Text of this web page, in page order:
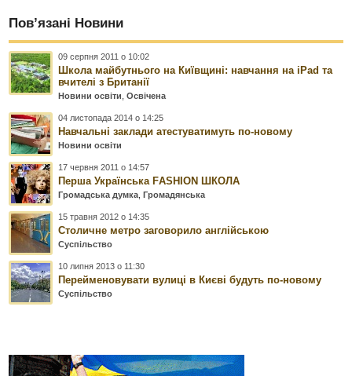
Пов’язані Новини
09 серпня 2011 о 10:02
Школа майбутнього на Київщині: навчання на iPad та
вчителі з Британії
Новини освіти ,Освічена
04 листопада 2014 о 14:25
Навчальні заклади атестуватимуть по-новому
Новини освіти
17 червня 2011 о 14:57
Перша Українська FАSHION ШКОЛА
Громадська думка ,Громадянська
15 травня 2012 о 14:35
Столичне метро заговорило англійською
Суспільство
10 липня 2013 о 11:30
Перейменовувати вулиці в Києві будуть по-новому
Суспільство